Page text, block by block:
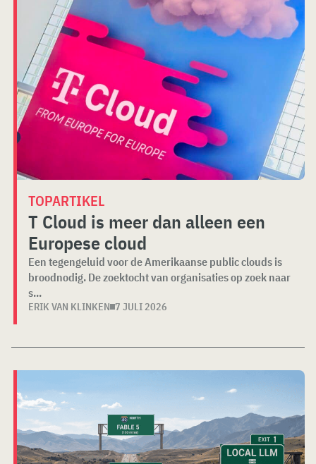
TOPARTIKEL
T Cloud is meer dan alleen een
Europese cloud
Een tegengeluid voor de Amerikaanse public clouds is
broodnodig. De zoektocht van organisaties op zoek naar
s...
ERIK VAN KLINKEN 7 JULI 2026